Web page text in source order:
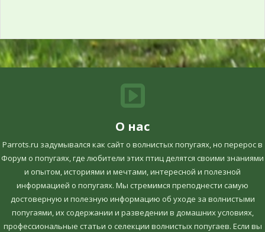
О нас
Parrots.ru задумывался как сайт о волнистых попугаях, но перерос в
Форум о попугаях, где любители этих птиц делятся своими знаниями
и опытом, историями и мечтами, интересной и полезной
информацией о попугаях. Мы стремимся преподнести самую
достоверную и полезную информацию об уходе за волнистыми
попугаями, их содержании и разведении в домашних условиях,
профессиональные статьи о селекции волнистых попугаев. Если вы